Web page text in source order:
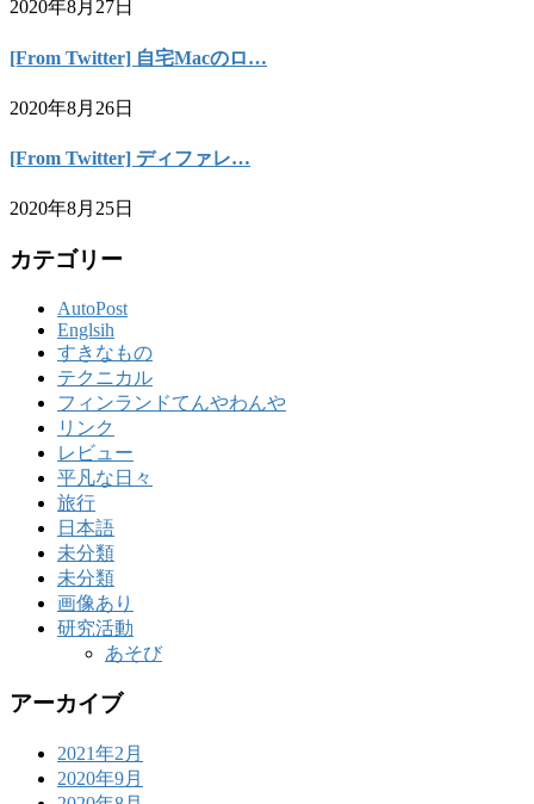
2020年8月27日
[From Twitter] 自宅Macのロ…
2020年8月26日
[From Twitter] ディファレ…
2020年8月25日
カテゴリー
AutoPost
Englsih
すきなもの
テクニカル
フィンランドてんやわんや
リンク
レビュー
平凡な日々
旅行
日本語
未分類
未分類
画像あり
研究活動
あそび
アーカイブ
2021年2月
2020年9月